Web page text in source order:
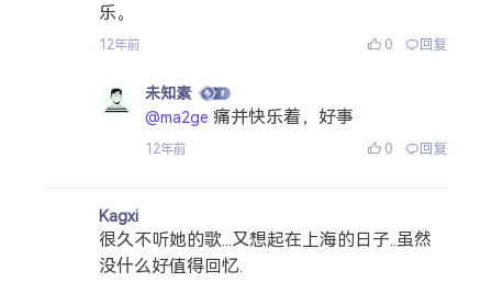
乐。
12年前 0 回复
未知素
@ma2ge 痛并快乐着，好事
12年前 0 回复
Kagxi
很久不听她的歌...又想起在上海的日子..虽然
没什么好值得回忆.